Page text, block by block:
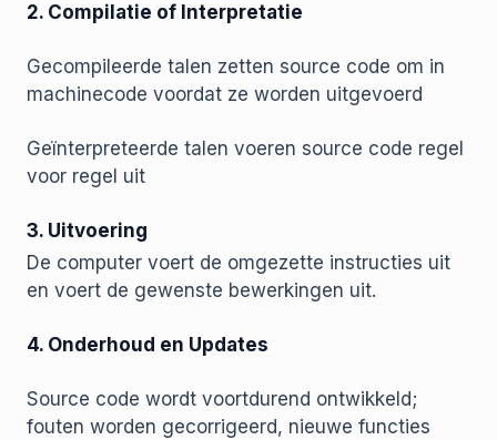
2. Compilatie of Interpretatie
Gecompileerde talen zetten source code om in
machinecode voordat ze worden uitgevoerd
Geïnterpreteerde talen voeren source code regel
voor regel uit
3. Uitvoering
De computer voert de omgezette instructies uit
en voert de gewenste bewerkingen uit.
4. Onderhoud en Updates
Source code wordt voortdurend ontwikkeld;
fouten worden gecorrigeerd, nieuwe functies